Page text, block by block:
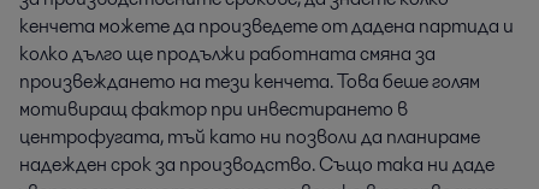
кенчета можете да произведете от дадена партида и
колко дълго ще продължи работната смяна за
произвеждането на тези кенчета. Това беше голям
мотивиращ фактор при инвестирането в
центрофугата, тъй като ни позволи да планираме
надежден срок за производство. Също така ни даде